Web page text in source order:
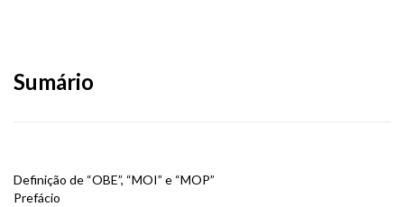
Sumário
Definição de “OBE”, “MOI” e “MOP”
Prefácio